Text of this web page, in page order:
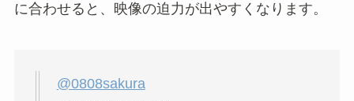
に合わせると、映像の迫力が出やすくなります。
@0808sakura